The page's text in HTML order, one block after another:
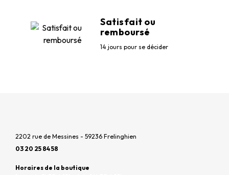
Satisfait ou
remboursé
14 jours pour se décider
2202 rue de Messines - 59236 Frelinghien
03 20 25 84 58
Horaires de la boutique